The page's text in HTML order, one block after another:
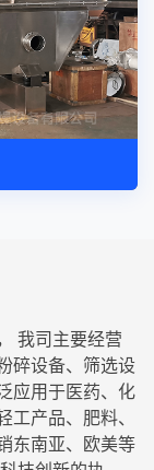
我司主要经营
碎设备、筛选设
应用于医药、化
工产品、肥料、
东南亚、欧美等